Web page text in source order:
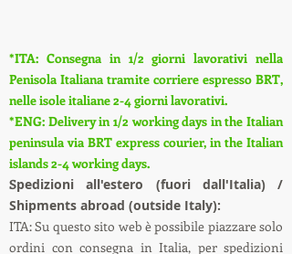
*ITA: Consegna in 1/2 giorni lavorativi nella
Penisola Italiana tramite corriere espresso BRT,
nelle isole italiane 2-4 giorni lavorativi.
*ENG: Delivery in 1/2 working days in the Italian
peninsula via BRT express courier, in the Italian
islands 2-4 working days.
Spedizioni all'estero (fuori dall'Italia) /
Shipments abroad (outside Italy):
ITA: Su questo sito web è possibile piazzare solo
ordini con consegna in Italia, per spedizioni